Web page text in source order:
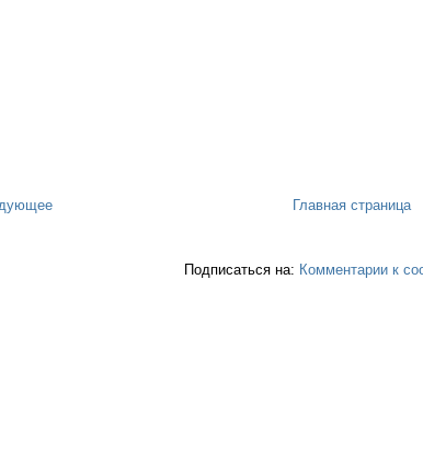
Главная страница
Подписаться на: Комментарии к